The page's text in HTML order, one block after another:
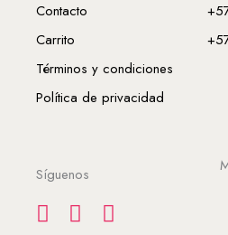
Contacto
Carrito
Términos y condiciones
Política de privacidad
Síguenos